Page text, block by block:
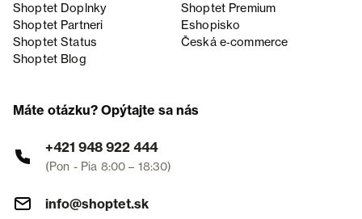
Shoptet Doplnky
Shoptet Premium
Shoptet Partneri
Eshopisko
Shoptet Status
Česká e‑commerce
Shoptet Blog
Máte otázku? Opýtajte sa nás
+421 948 922 444
(Pon - Pia 8:00 – 18:30)
info@shoptet.sk